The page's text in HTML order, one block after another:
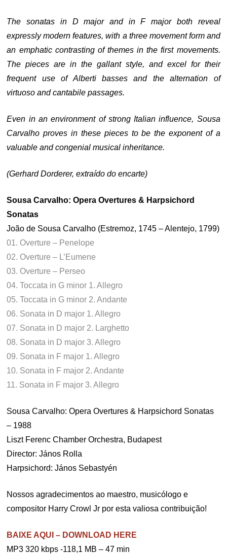
The sonatas in D major and in F major both reveal
expressly modern features, with a three movement form and
an emphatic contrasting of themes in the first movements.
The pieces are in the gallant style, and excel for their
frequent use of Alberti basses and the alternation of
virtuoso and cantabile passages.
Even in an environment of strong Italian influence, Sousa
Carvalho proves in these pieces to be the exponent of a
valuable and congenial musical inheritance.
(Gerhard Dorderer, extraído do encarte)
Sousa Carvalho: Opera Overtures & Harpsichord
Sonatas
João de Sousa Carvalho (Estremoz, 1745 – Alentejo, 1799)
01. Overture – Penelope
02. Overture – L’Eumene
03. Overture – Perseo
04. Toccata in G minor 1. Allegro
05. Toccata in G minor 2. Andante
06. Sonata in D major 1. Allegro
07. Sonata in D major 2. Larghetto
08. Sonata in D major 3. Allegro
09. Sonata in F major 1. Allegro
10. Sonata in F major 2. Andante
11. Sonata in F major 3. Allegro
Sousa Carvalho: Opera Overtures & Harpsichord Sonatas
– 1988
Liszt Ferenc Chamber Orchestra, Budapest
Director: János Rolla
Harpsichord: János Sebastyén
Nossos agradecimentos ao maestro, musicólogo e
compositor Harry Crowl Jr por esta valiosa contribuição!
BAIXE AQUI – DOWNLOAD HERE
MP3 320 kbps -118,1 MB – 47 min